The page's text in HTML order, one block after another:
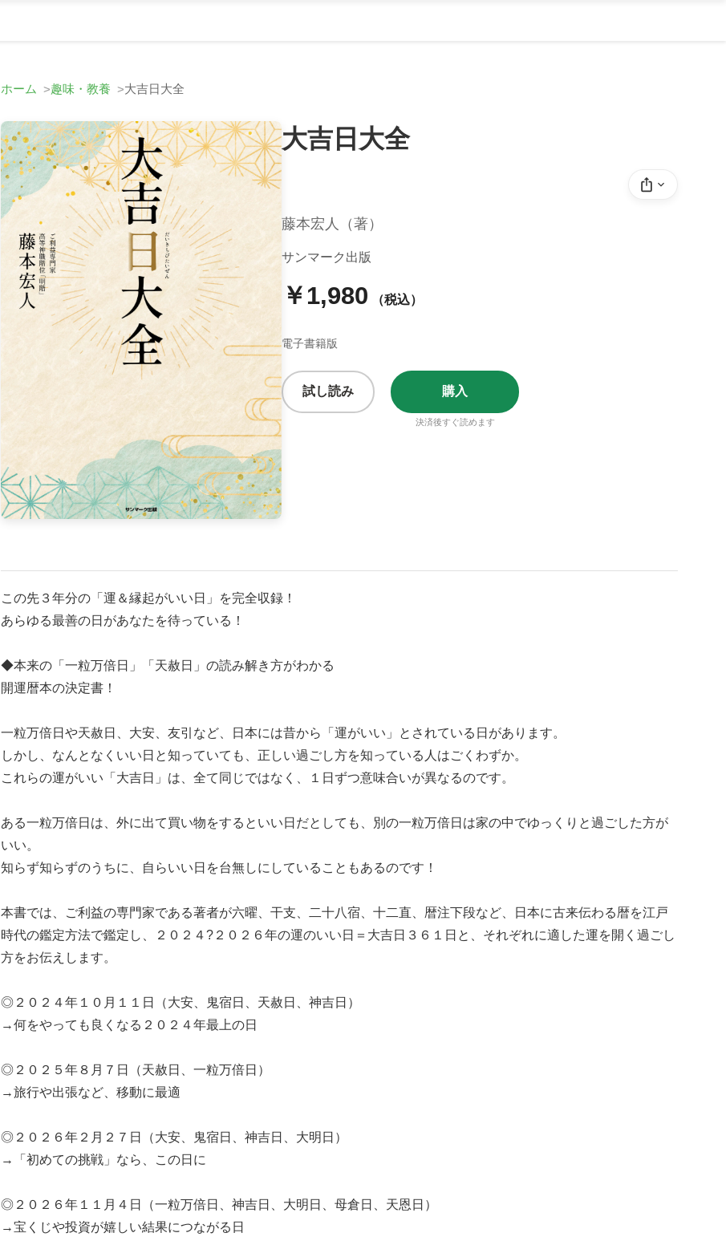
ホーム 趣味・教養 大吉日大全
大吉日大全
藤本宏人（著）
サンマーク出版
￥1,980 （税込）
電子書籍版
試し読み 購入
決済後すぐ読めます
この先３年分の「運＆縁起がいい日」を完全収録！
あらゆる最善の日があなたを待っている！
◆本来の「一粒万倍日」「天赦日」の読み解き方がわかる
開運暦本の決定書！
一粒万倍日や天赦日、大安、友引など、日本には昔から「運がいい」とされている日があります。
しかし、なんとなくいい日と知っていても、正しい過ごし方を知っている人はごくわずか。
これらの運がいい「大吉日」は、全て同じではなく、１日ずつ意味合いが異なるのです。
ある一粒万倍日は、外に出て買い物をするといい日だとしても、別の一粒万倍日は家の中でゆっくりと過ごした方が
いい。
知らず知らずのうちに、自らいい日を台無しにしていることもあるのです！
本書では、ご利益の専門家である著者が六曜、干支、二十八宿、十二直、暦注下段など、日本に古来伝わる暦を江戸
時代の鑑定方法で鑑定し、２０２４?２０２６年の運のいい日＝大吉日３６１日と、それぞれに適した運を開く過ごし
方をお伝えします。
◎２０２４年１０月１１日（大安、鬼宿日、天赦日、神吉日）
→何をやっても良くなる２０２４年最上の日
◎２０２５年８月７日（天赦日、一粒万倍日）
→旅行や出張など、移動に最適
◎２０２６年２月２７日（大安、鬼宿日、神吉日、大明日）
→「初めての挑戦」なら、この日に
◎２０２６年１１月４日（一粒万倍日、神吉日、大明日、母倉日、天恩日）
→宝くじや投資が嬉しい結果につながる日